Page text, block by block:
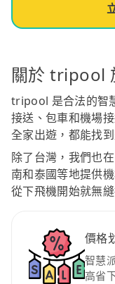
關於 tripool
tripool 是合法的智
接送、包車和機場
全家出遊，都能找
除了台灣，我們也
南和泰國等地提供
從下飛機開始就無
價格
智慧
高省